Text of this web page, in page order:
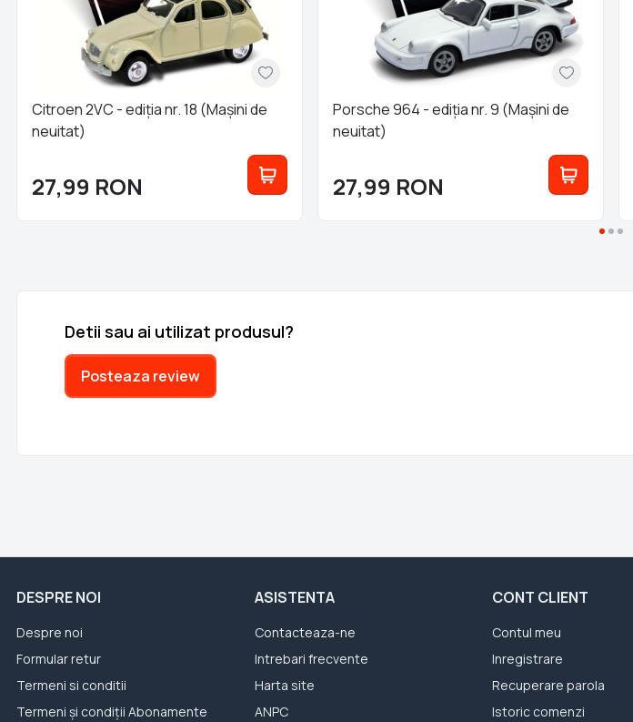
Citroen 2VC - ediția nr. 18 (Mașini de
neuitat)
27,99 RON
Porsche 964 - ediția nr. 9 (Mașini de
neuitat)
27,99 RON
Detii sau ai utilizat produsul?
Posteaza review
DESPRE NOI
Despre noi
Formular retur
Termeni si conditii
Termeni și condiții Abonamente
ASISTENTA
Contacteaza-ne
Intrebari frecvente
Harta site
ANPC
CONT CLIENT
Contul meu
Inregistrare
Recuperare parola
Istoric comenzi